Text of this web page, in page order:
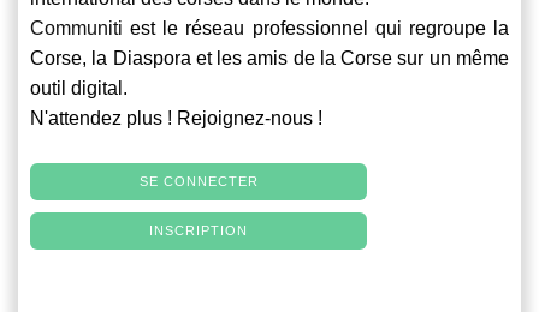
Communiti est le réseau professionnel qui regroupe la
Corse, la Diaspora et les amis de la Corse sur un même
outil digital.
N'attendez plus ! Rejoignez-nous !
SE CONNECTER
INSCRIPTION